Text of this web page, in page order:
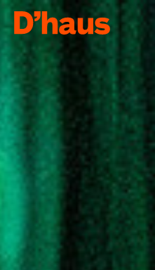
Zum Hauptinhalt springen